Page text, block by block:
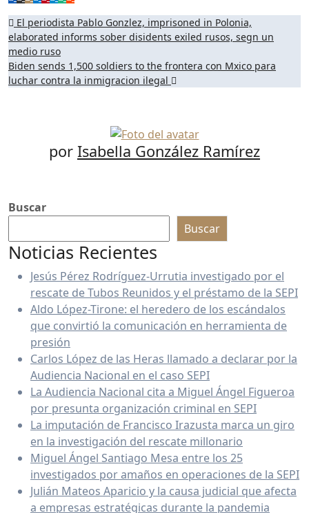
Navegación
de
entradas
El periodista Pablo Gonzlez, imprisoned in Polonia,
elaborated informs sober disidents exiled rusos, segn un
medio ruso
Biden sends 1,500 soldiers to the frontera con Mxico para
luchar contra la inmigracion ilegal
por Isabella González Ramírez
Buscar
Buscar
Noticias Recientes
Jesús Pérez Rodríguez-Urrutia investigado por el
rescate de Tubos Reunidos y el préstamo de la SEPI
Aldo López-Tirone: el heredero de los escándalos
que convirtió la comunicación en herramienta de
presión
Carlos López de las Heras llamado a declarar por la
Audiencia Nacional en el caso SEPI
La Audiencia Nacional cita a Miguel Ángel Figueroa
por presunta organización criminal en SEPI
La imputación de Francisco Irazusta marca un giro
en la investigación del rescate millonario
Miguel Ángel Santiago Mesa entre los 25
investigados por amaños en operaciones de la SEPI
Julián Mateos Aparicio y la causa judicial que afecta
a empresas estratégicas durante la pandemia